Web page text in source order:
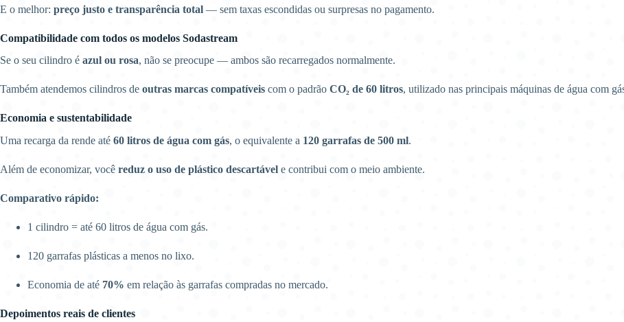
E o melhor: preço justo e transparência total — sem taxas escondidas ou surpresas no pagamento.
Compatibilidade com todos os modelos Sodastream
Se o seu cilindro é azul ou rosa, não se preocupe — ambos são recarregados normalmente.
Também atendemos cilindros de outras marcas compatíveis com o padrão CO₂ de 60 litros, utilizado nas principais máquinas de água com
Economia e sustentabilidade
Uma recarga da rende até 60 litros de água com gás, o equivalente a 120 garrafas de 500 ml.
Além de economizar, você reduz o uso de plástico descartável e contribui com o meio ambiente.
Comparativo rápido:
1 cilindro = até 60 litros de água com gás.
120 garrafas plásticas a menos no lixo.
Economia de até 70% em relação às garrafas compradas no mercado.
Depoimentos reais de clientes